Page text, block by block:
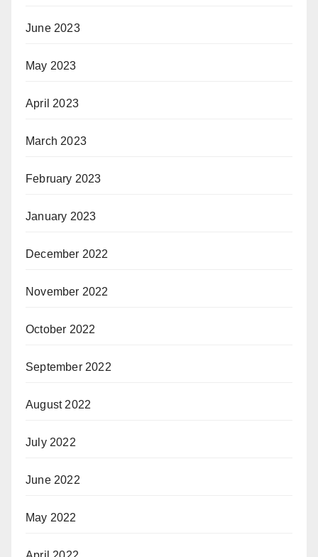
June 2023
May 2023
April 2023
March 2023
February 2023
January 2023
December 2022
November 2022
October 2022
September 2022
August 2022
July 2022
June 2022
May 2022